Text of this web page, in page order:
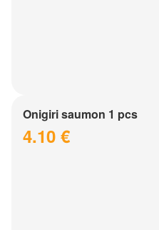
Onigiri saumon 1 pcs
4.10 €